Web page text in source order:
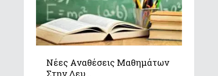
Νέες Αναθέσεις Μαθημάτων
Στην Δευ...